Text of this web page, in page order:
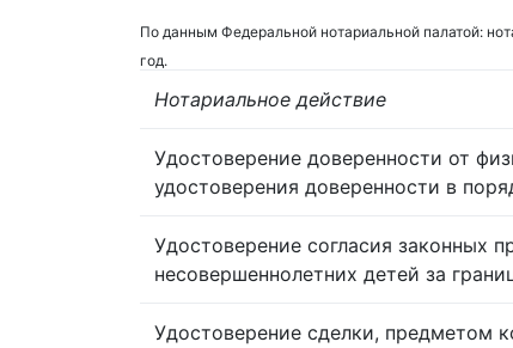
По данным Федеральной нотариальной палатой:
год.
Нотариальное действие
Удостоверение доверенности от
удостоверения доверенности в
Удостоверение согласия законных
несовершеннолетних детей за
Удостоверение сделки, предметом